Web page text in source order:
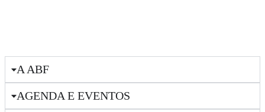
A ABF
AGENDA E EVENTOS